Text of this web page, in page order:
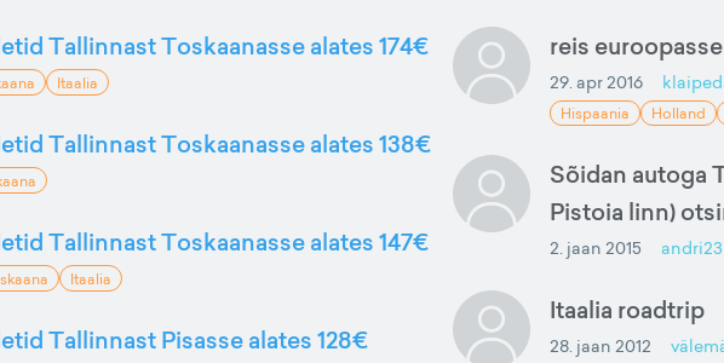
Tallinnast Toskaanasse alates 174€
Itaalia
Tallinnast Toskaanasse alates 138€
Tallinnast Toskaanasse alates 147€
Itaalia
Tallinnast Pisasse alates 128€
reis euroopasse
29. apr 2016
Hispaania Holland
Sõidan autoga
Pistoia linn)
2. jaan 2015 andri23
Itaalia roadtrip
28. jaan 2012